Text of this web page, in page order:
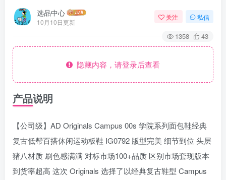
选品中心
10月10日更新
关注 私信
1358 43
隐藏内容，请登录后查看
产品说明
【公司级】AD Originals Campus 00s 学院系列面包鞋经典
复古低帮百搭休闲运动板鞋 IG0792 版型完美 细节到位 头层
猪八材质 刷色感满满 对标市场100+品质 区别市场套现版本
到货率超高 这次 Originals 选择了以经典复古鞋型 Campus